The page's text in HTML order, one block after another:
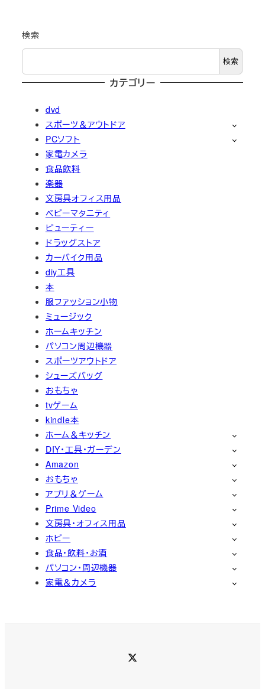
検索
検索
カテゴリー
dvd
スポーツ＆アウトドア
PCソフト
家電カメラ
食品飲料
楽器
文房具オフィス用品
ベビーマタニティ
ビューティー
ドラッグストア
カーバイク用品
diy工具
本
服ファッション小物
ミュージック
ホームキッチン
パソコン周辺機器
スポーツアウトドア
シューズバッグ
おもちゃ
tvゲーム
kindle本
ホーム＆キッチン
DIY・工具・ガーデン
Amazon
おもちゃ
アプリ＆ゲーム
Prime Video
文房具・オフィス用品
ホビー
食品・飲料・お酒
パソコン・周辺機器
家電＆カメラ